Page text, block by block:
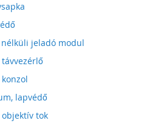
nélküli jeladó modul
lapvédő
objektív tok